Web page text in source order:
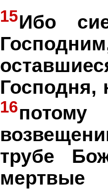
15Ибо
Господня,
16
трубе
мертвые